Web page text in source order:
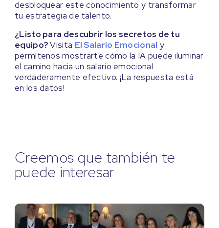
desbloquear este conocimiento y transformar
tu estrategia de talento.
¿Listo para descubrir los secretos de tu
equipo?Visita El Salario Emocional y
permítenos mostrarte cómo la IA puede iluminar
el camino hacia un salario emocional
verdaderamente efectivo. ¡La respuesta está
en los datos!
Creemos que también te
puede interesar